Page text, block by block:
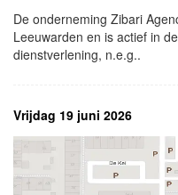
De onderneming Zibari
Leeuwarden en is actief in
dienstverlening, n.e.g..
Vrijdag 19 juni 2026